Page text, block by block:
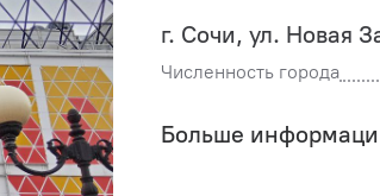
г. Сочи, ул. Новая
Численность города
Больше